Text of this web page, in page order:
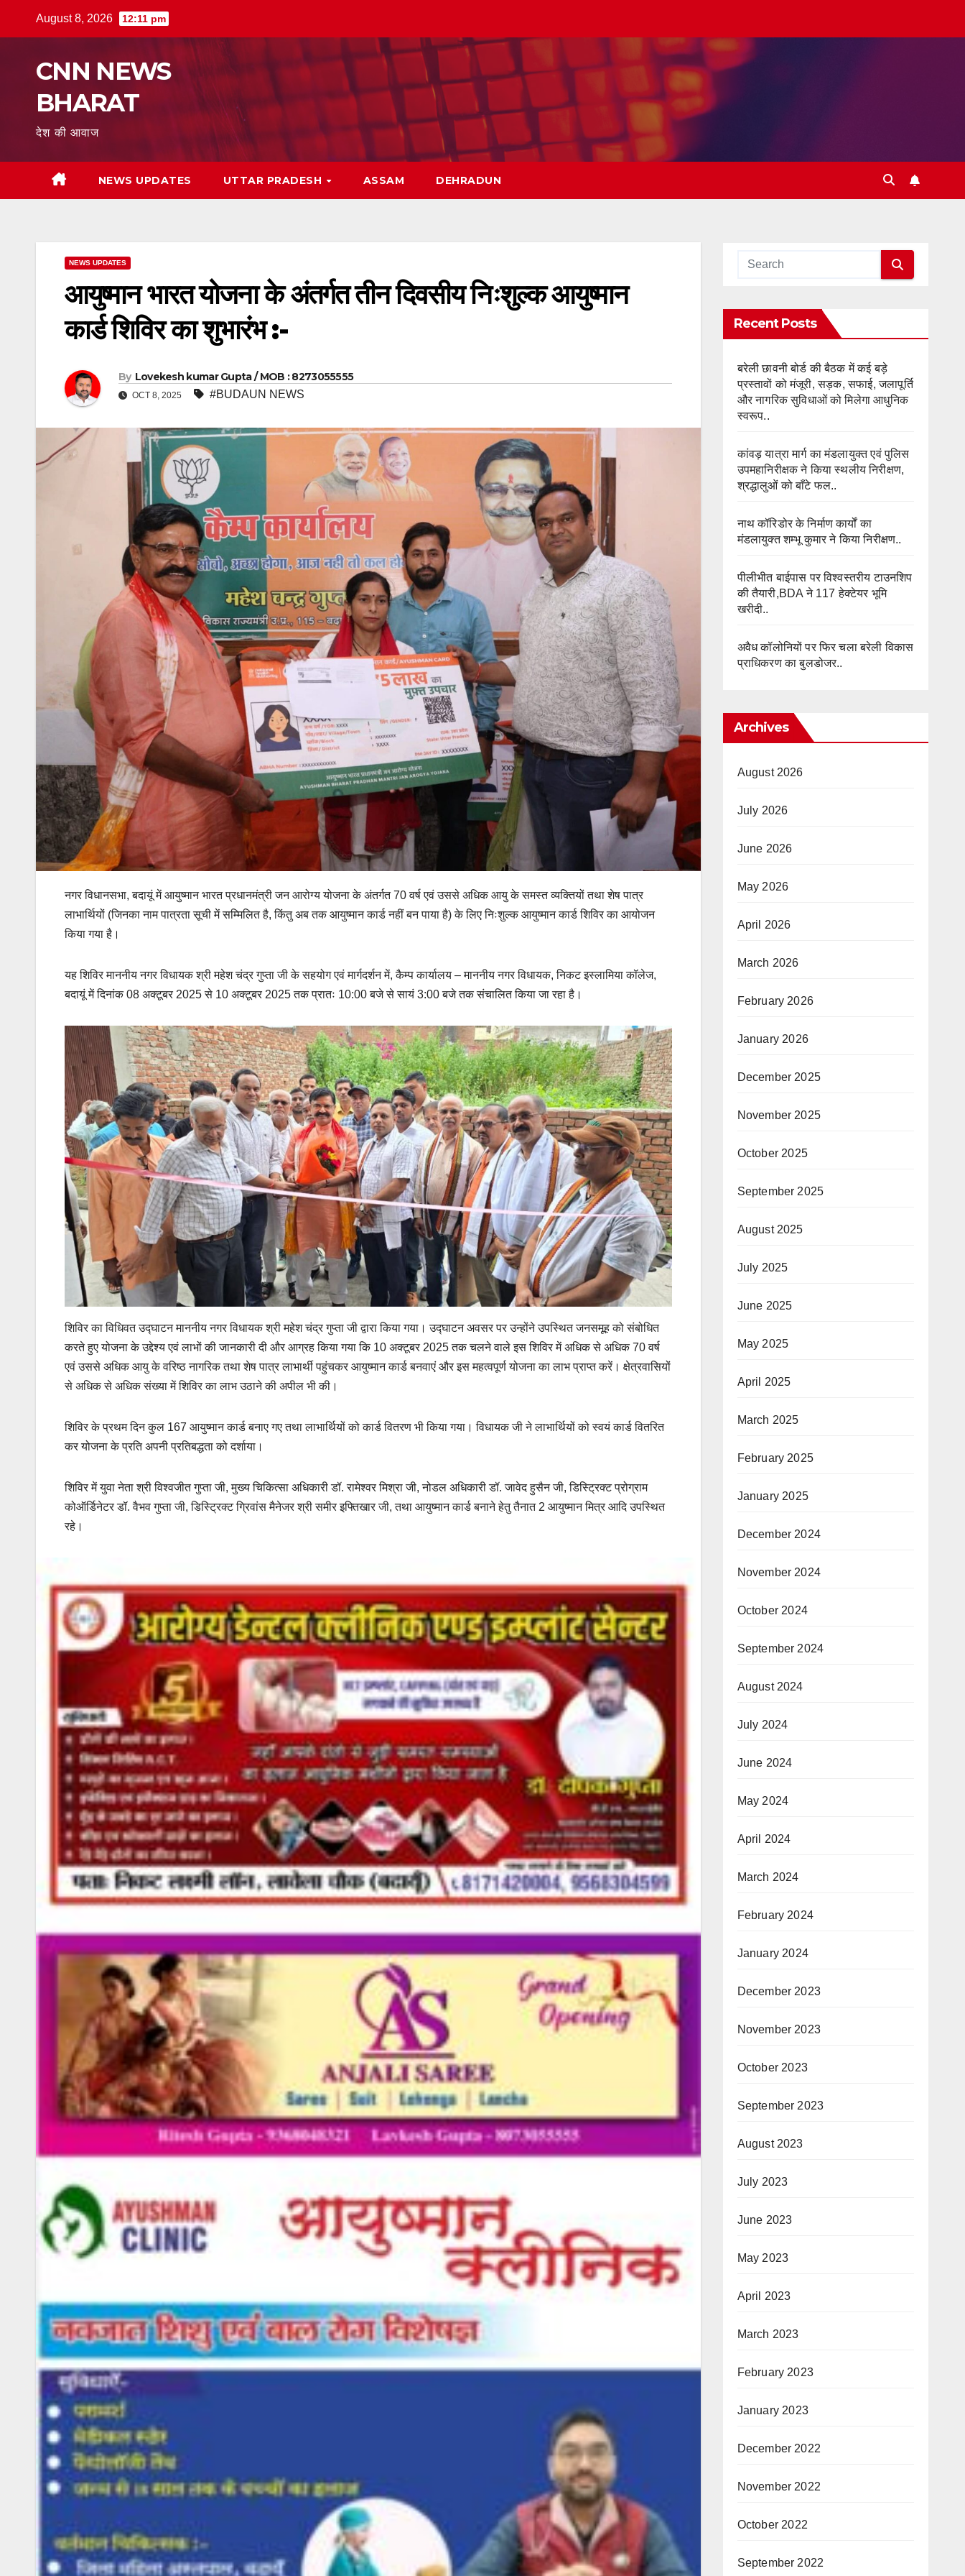
August 8, 2026 12:11 pm
CNN NEWS
BHARAT
देश की आवाज
NEWS UPDATES UTTAR PRADESH ASSAM DEHRADUN
NEWS UPDATES
आयुष्मान भारत योजना के अंतर्गत तीन दिवसीय निःशुल्क आयुष्मान
कार्ड शिविर का शुभारंभ :-
By Lovekesh kumar Gupta / MOB : 8273055555
OCT 8, 2025 #BUDAUN NEWS
नगर विधानसभा, बदायूं में आयुष्मान भारत प्रधानमंत्री जन आरोग्य योजना के अंतर्गत 70 वर्ष एवं उससे अधिक आयु के समस्त व्यक्तियों तथा शेष पात्र
लाभार्थियों (जिनका नाम पात्रता सूची में सम्मिलित है, किंतु अब तक आयुष्मान कार्ड नहीं बन पाया है) के लिए निःशुल्क आयुष्मान कार्ड शिविर का आयोजन
किया गया है।
यह शिविर माननीय नगर विधायक श्री महेश चंद्र गुप्ता जी के सहयोग एवं मार्गदर्शन में, कैम्प कार्यालय – माननीय नगर विधायक, निकट इस्लामिया कॉलेज,
बदायूं में दिनांक 08 अक्टूबर 2025 से 10 अक्टूबर 2025 तक प्रातः 10:00 बजे से सायं 3:00 बजे तक संचालित किया जा रहा है।
शिविर का विधिवत उद्घाटन माननीय नगर विधायक श्री महेश चंद्र गुप्ता जी द्वारा किया गया। उद्घाटन अवसर पर उन्होंने उपस्थित जनसमूह को संबोधित
करते हुए योजना के उद्देश्य एवं लाभों की जानकारी दी और आग्रह किया गया कि 10 अक्टूबर 2025 तक चलने वाले इस शिविर में अधिक से अधिक 70 वर्ष
एवं उससे अधिक आयु के वरिष्ठ नागरिक तथा शेष पात्र लाभार्थी पहुंचकर आयुष्मान कार्ड बनवाएं और इस महत्वपूर्ण योजना का लाभ प्राप्त करें। क्षेत्रवासियों
से अधिक से अधिक संख्या में शिविर का लाभ उठाने की अपील भी की।
शिविर के प्रथम दिन कुल 167 आयुष्मान कार्ड बनाए गए तथा लाभार्थियों को कार्ड वितरण भी किया गया। विधायक जी ने लाभार्थियों को स्वयं कार्ड वितरित
कर योजना के प्रति अपनी प्रतिबद्धता को दर्शाया।
शिविर में युवा नेता श्री विश्वजीत गुप्ता जी, मुख्य चिकित्सा अधिकारी डॉ. रामेश्वर मिश्रा जी, नोडल अधिकारी डॉ. जावेद हुसैन जी, डिस्ट्रिक्ट प्रोग्राम
कोऑर्डिनेटर डॉ. वैभव गुप्ता जी, डिस्ट्रिक्ट ग्रिवांस मैनेजर श्री समीर इफ्तिखार जी, तथा आयुष्मान कार्ड बनाने हेतु तैनात 2 आयुष्मान मित्र आदि उपस्थित
रहे।
Recent Posts
बरेली छावनी बोर्ड की बैठक में कई बड़े
प्रस्तावों को मंजूरी, सड़क, सफाई, जलापूर्ति
और नागरिक सुविधाओं को मिलेगा आधुनिक
स्वरूप..
कांवड़ यात्रा मार्ग का मंडलायुक्त एवं पुलिस
उपमहानिरीक्षक ने किया स्थलीय निरीक्षण,
श्रद्धालुओं को बाँटे फल..
नाथ कॉरिडोर के निर्माण कार्यों का
मंडलायुक्त शम्भू कुमार ने किया निरीक्षण..
पीलीभीत बाईपास पर विश्वस्तरीय टाउनशिप
की तैयारी,BDA ने 117 हेक्टेयर भूमि
खरीदी..
अवैध कॉलोनियों पर फिर चला बरेली विकास
प्राधिकरण का बुलडोजर..
Archives
August 2026
July 2026
June 2026
May 2026
April 2026
March 2026
February 2026
January 2026
December 2025
November 2025
October 2025
September 2025
August 2025
July 2025
June 2025
May 2025
April 2025
March 2025
February 2025
January 2025
December 2024
November 2024
October 2024
September 2024
August 2024
July 2024
June 2024
May 2024
April 2024
March 2024
February 2024
January 2024
December 2023
November 2023
October 2023
September 2023
August 2023
July 2023
June 2023
May 2023
April 2023
March 2023
February 2023
January 2023
December 2022
November 2022
October 2022
September 2022